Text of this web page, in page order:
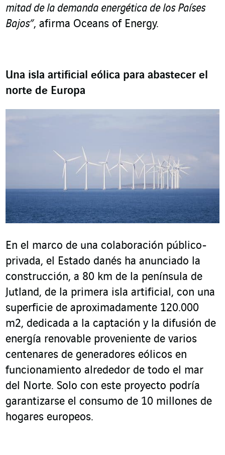
mitad de la demanda energética de los Países
Bajos”, afirma Oceans of Energy.
Una isla artificial eólica para abastecer el
norte de Europa
En el marco de una colaboración público-
privada, el Estado danés ha anunciado la
construcción, a 80 km de la península de
Jutland, de la primera isla artificial, con una
superficie de aproximadamente 120.000
m2, dedicada a la captación y la difusión de
energía renovable proveniente de varios
centenares de generadores eólicos en
funcionamiento alrededor de todo el mar
del Norte. Solo con este proyecto podría
garantizarse el consumo de 10 millones de
hogares europeos.